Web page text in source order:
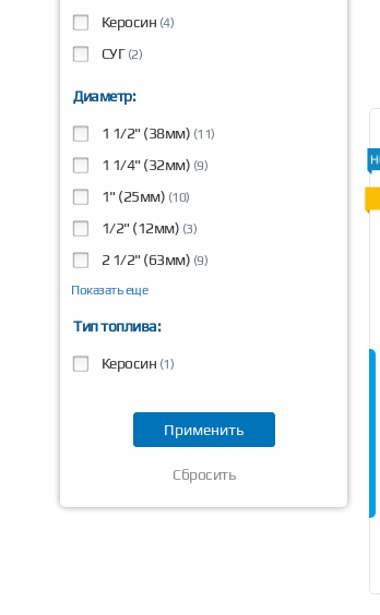
Керосин (4)
СУГ (2)
Диаметр:
1 1/2" (38мм) (11)
1 1/4" (32мм) (9)
1" (25мм) (10)
1/2" (12мм) (3)
2 1/2" (63мм) (9)
Показать еще
Тип топлива:
Керосин (1)
Сбросить